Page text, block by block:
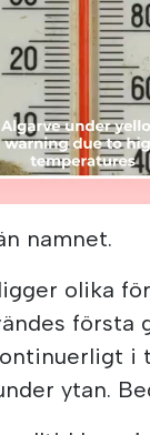
namnet.
olika
första
i
ytan.